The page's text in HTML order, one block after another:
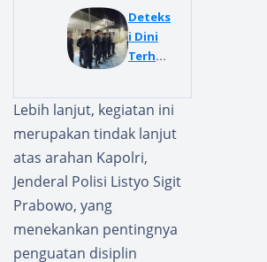
Advoka
si dan
Sosiali
Penceg
ahan
Kekera
san
ap
Gunun
gsitoli
Deteks
i Dini
Terhad
Gangg
uan,
Halinar
dan
Penipu
an,
Way
Kanan
Lebih lanjut, kegiatan ini
merupakan tindak lanjut
atas arahan Kapolri,
Jenderal Polisi Listyo Sigit
Prabowo, yang
menekankan pentingnya
penguatan disiplin